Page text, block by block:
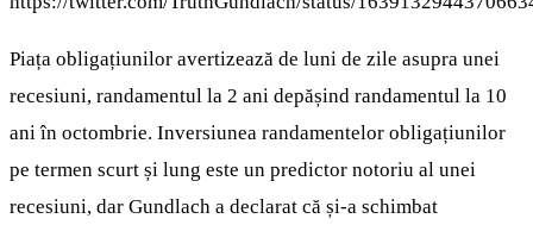
Piața obligațiunilor avertizează de luni de zile asupra unei
recesiuni, randamentul la 2 ani depășind randamentul la 10
ani în octombrie. Inversiunea randamentelor obligațiunilor
pe termen scurt și lung este un predictor notoriu al unei
recesiuni, dar Gundlach a declarat că și-a schimbat